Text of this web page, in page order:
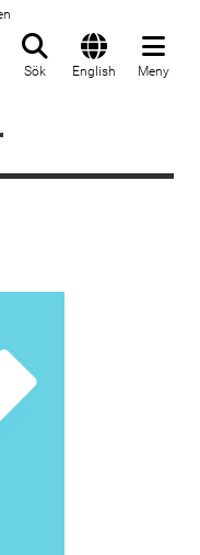
Sök English Meny